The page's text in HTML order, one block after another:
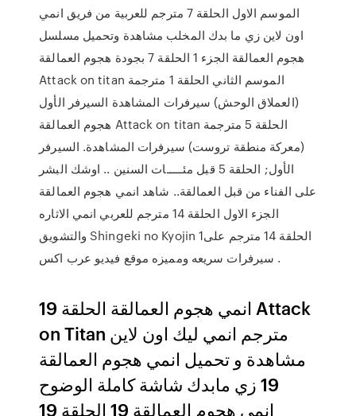
الموسم الاول الحلقة 7 مترجم للعربية من فريق انمي
اون لاين زي ما بدك المخلب مشاهدة وتحميل مسلسل
هجوم العمالقة الجزء 1 الحلقة 7 بجودة هجوم العمالقة
Attack on titan الموسم الثاني الحلقة 1 مترجمة
(العملاق الوحش) سيرفرات المشاهدة السيرفر الأول
هجوم العمالقة Attack on titan الحلقة 5 مترجمة
(معركة منطقة تروست) سيرفرات المشاهدة. السيرفر
الأول; الحلقة 5 قبل مئـــــات السنين .. اوشك البشر
على الفناء من قبل العمالقة.. شاهد انمي هجوم العمالقة
الجزء الاول الحلقة 14 مترجم للعربي انمي الاثاره
والتشويق Shingeki no Kyojin 1الحلقة 14 مترجم على
سيرفرات سريعه ومميزه موقع فيديو عرب اكس .
انمي هجوم العمالقة الحلقة 19 Attack
on Titan مترجم انمي ليك اون لاين
مشاهدة و تحميل انمي هجوم العمالقة
19 زي مابدك شاشة كاملة الوضوح
انمي هجوم العمالقة 19 الحلقة 19